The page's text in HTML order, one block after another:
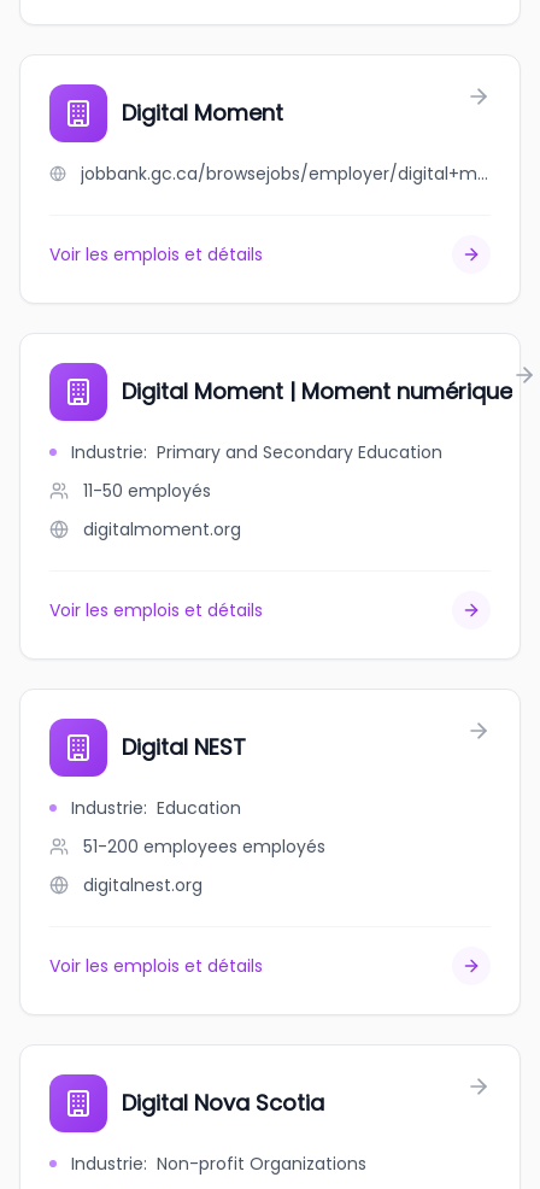
Digital Moment
jobbank.gc.ca/browsejobs/employer/digital+moment/ca
Voir les emplois et détails
Digital Moment | Moment numérique
Industrie: Primary and Secondary Education
11-50 employés
digitalmoment.org
Voir les emplois et détails
Digital NEST
Industrie: Education
51-200 employees employés
digitalnest.org
Voir les emplois et détails
Digital Nova Scotia
Industrie: Non-profit Organizations